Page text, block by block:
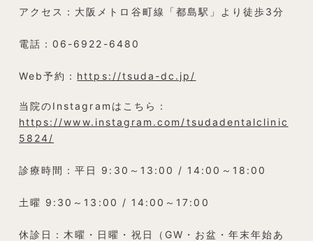
アクセス：大阪メトロ谷町線「都島駅」より徒歩3分
電話：06-6922-6480
Web予約： https://tsuda-dc.jp/
当院のInstagramはこちら：
https://www.instagram.com/tsudadentalclinic
5824/
診療時間：平日 9:30～13:00 / 14:00～18:00
土曜 9:30～13:00 / 14:00～17:00
休診日：木曜・日曜・祝日（GW・お盆・年末年始あ